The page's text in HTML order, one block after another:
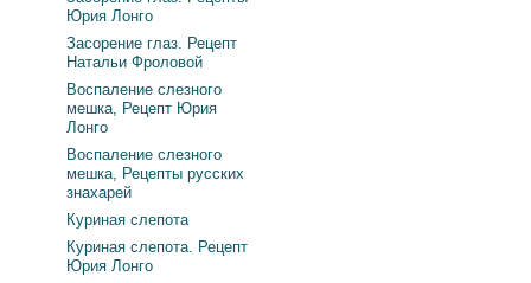
Юрия Лонго
Засорение глаз. Рецепт
Натальи Фроловой
Воспаление слезного
мешка, Рецепт Юрия
Лонго
Воспаление слезного
мешка, Рецепты русских
знахарей
Куриная слепота
Куриная слепота. Рецепт
Юрия Лонго